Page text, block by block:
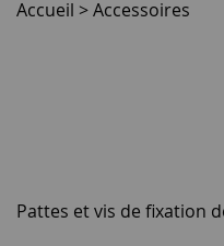
Accueil >Accessoires
Pattes et vis de fixation